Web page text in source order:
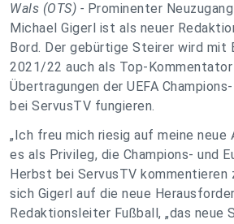
Wals (OTS) - Prominenter
Michael Gigerl ist als neuer
Bord. Der gebürtige Steirer wird mit
2021/22 auch als Top-Kommentator
Übertragungen der UEFA
bei ServusTV fungieren.
„Ich freu mich riesig auf meine neue
es als Privileg, die Champions- und
Herbst bei ServusTV kommentieren
sich Gigerl auf die neue
Redaktionsleiter Fußball, „das neue